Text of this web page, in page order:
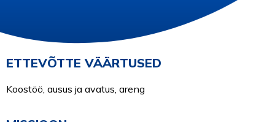
VT AJAKIRI 2026
ETTEVÕTTE VÄÄRTUSED
Koostöö, ausus ja avatus, areng